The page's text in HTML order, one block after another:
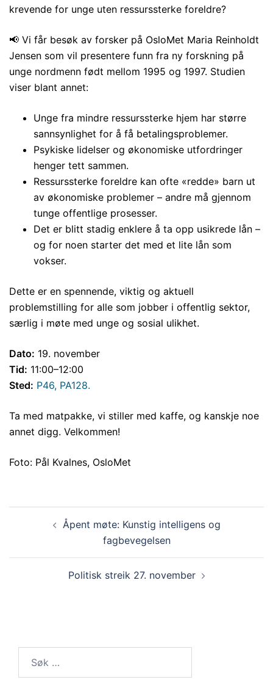
krevende for unge uten ressurssterke foreldre?
📢 Vi får besøk av forsker på OsloMet Maria Reinholdt
Jensen som vil presentere funn fra ny forskning på
unge nordmenn født mellom 1995 og 1997. Studien
viser blant annet:
Unge fra mindre ressurssterke hjem har større
sannsynlighet for å få betalingsproblemer.
Psykiske lidelser og økonomiske utfordringer
henger tett sammen.
Ressurssterke foreldre kan ofte «redde» barn ut
av økonomiske problemer – andre må gjennom
tunge offentlige prosesser.
Det er blitt stadig enklere å ta opp usikrede lån –
og for noen starter det med et lite lån som
vokser.
Dette er en spennende, viktig og aktuell
problemstilling for alle som jobber i offentlig sektor,
særlig i møte med unge og sosial ulikhet.
Dato: 19. november
Tid: 11:00–12:00
Sted: P46, PA128.
Ta med matpakke, vi stiller med kaffe, og kanskje noe
annet digg. Velkommen!
Foto: Pål Kvalnes, OsloMet
Innleggsnavigasjon
Åpent møte: Kunstig intelligens og
fagbevegelsen
Politisk streik 27. november